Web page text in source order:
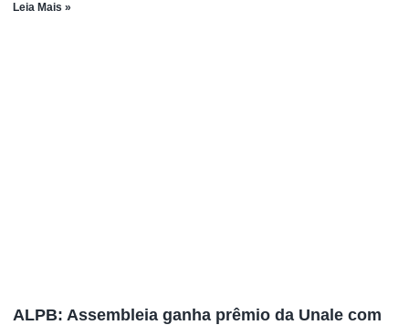
Leia Mais »
ALPB: Assembleia ganha prêmio da Unale com